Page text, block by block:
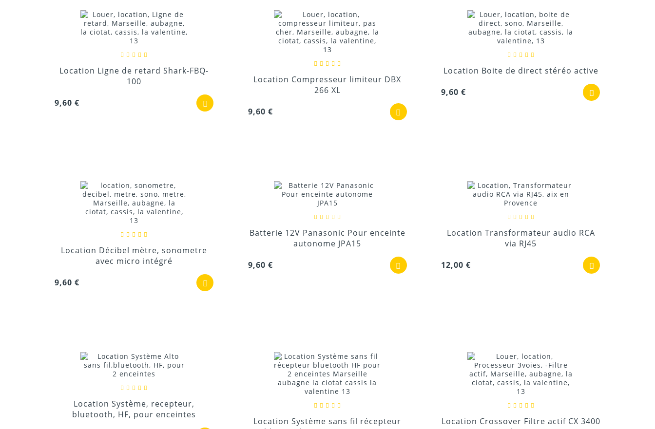
Location Ligne de retard Shark-FBQ-
100
9,60 €
Location Compresseur limiteur DBX
266 XL
9,60 €
Location Boite de direct stéréo active
9,60 €
Location Décibel mètre, sonometre
avec micro intégré
9,60 €
Batterie 12V Panasonic Pour enceinte
autonome JPA15
9,60 €
Location Transformateur audio RCA
via RJ45
12,00 €
Location Système, recepteur,
bluetooth, HF, pour enceintes
Location Système sans fil récepteur
Location Crossover Filtre actif CX 3400